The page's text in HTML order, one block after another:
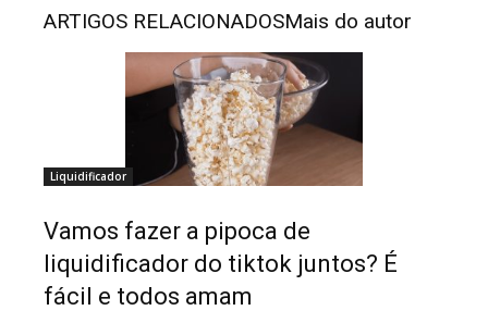
ARTIGOS RELACIONADOSMais do autor
Liquidificador
Vamos fazer a pipoca de
liquidificador do tiktok juntos? É
fácil e todos amam